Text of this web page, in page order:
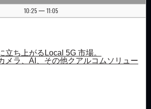
10:25
| 11:05
立ち上がるLocal 5G 市場。
メラ、AI、その他クアルコムソリュー